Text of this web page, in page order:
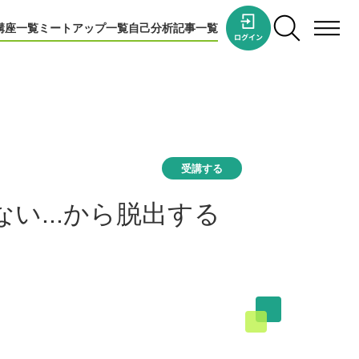
座一覧ミートアップ一覧自己分析記事一覧
受講する
い...から脱出する